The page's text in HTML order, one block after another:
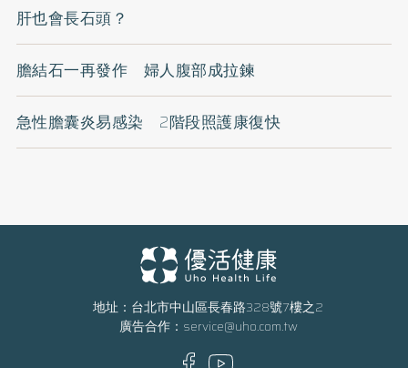
肝也會長石頭？
膽結石一再發作 婦人腹部成拉鍊
急性膽囊炎易感染 2階段照護康復快
地址：台北市中山區長春路328號7樓之2
廣告合作： service@uho.com.tw